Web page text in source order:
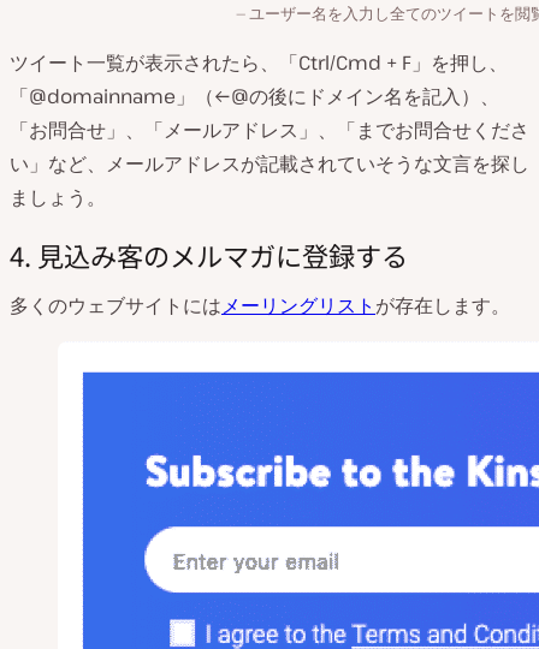
ユーザー名を入力し全てのツイートを閲
ツイート一覧が表示されたら、「Ctrl/Cmd + F」を押し、
「@domainname」（←@の後にドメイン名を記入）、
「お問合せ」、「メールアドレス」、「までお問合せくださ
い」など、メールアドレスが記載されていそうな文言を探し
ましょう。
4. 見込み客のメルマガに登録する
多くのウェブサイトにはメーリングリスト が存在します。